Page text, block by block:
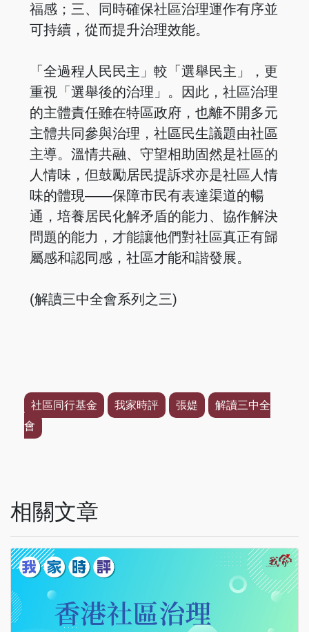
福感；三、同時確保社區治理運作有序並
可持續，從而提升治理效能。
「全過程人民民主」較「選舉民主」，更
重視「選舉後的治理」。因此，社區治理
的主體責任雖在特區政府，也離不開多元
主體共同參與治理，社區民生議題由社區
主導。溫情共融、守望相助固然是社區的
人情味，但鼓勵居民提訴求亦是社區人情
味的體現——保障市民有表達渠道的暢
通，培養居民化解矛盾的能力、協作解決
問題的能力，才能讓他們對社區真正有歸
屬感和認同感，社區才能和諧發展。
(解讀三中全會系列之三)
社區同行基金 我家時評 張媞
解讀三中全
會
相關文章